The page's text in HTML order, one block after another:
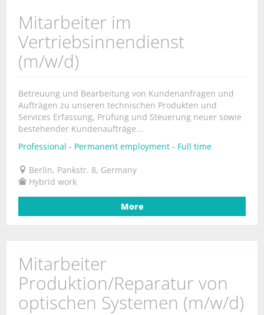
Mitarbeiter im
Vertriebsinnendienst
(m/w/d)
Betreuung und Bearbeitung von Kundenanfragen und
Aufträgen zu unseren technischen Produkten und
Services Erfassung, Prüfung und Steuerung neuer sowie
bestehender Kundenaufträge...
Professional - Permanent employment - Full time
Berlin, Pankstr. 8, Germany
Hybrid work
More
Mitarbeiter
Produktion/Reparatur von
optischen Systemen (m/w/d)